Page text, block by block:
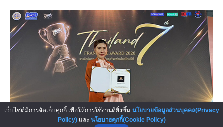
เว็บไซต์มีการจัดเก็บคุกกี้ เพื่อให้การใช้งานดียิ่งขึ้น นโยบายข้อมูลส่วนบุคคล(Privacy
Policy)และ นโยบายคุกกี้(Cookie Policy)